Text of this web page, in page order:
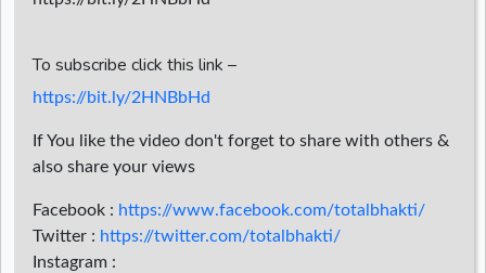
To subscribe click this link –
https://bit.ly/2HNBbHd
If You like the video don't forget to share with others &
also share your views
Facebook : https://www.facebook.com/totalbhakti/
Twitter : https://twitter.com/totalbhakti/
Instagram :